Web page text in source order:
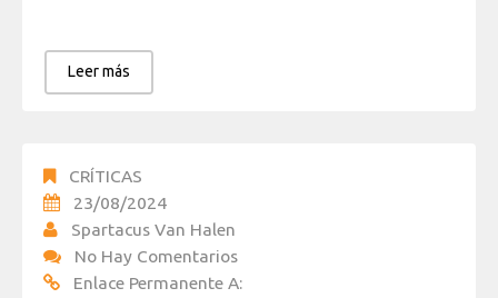
Leer más
CRÍTICAS
23/08/2024
Spartacus Van Halen
No Hay Comentarios
Enlace Permanente A: